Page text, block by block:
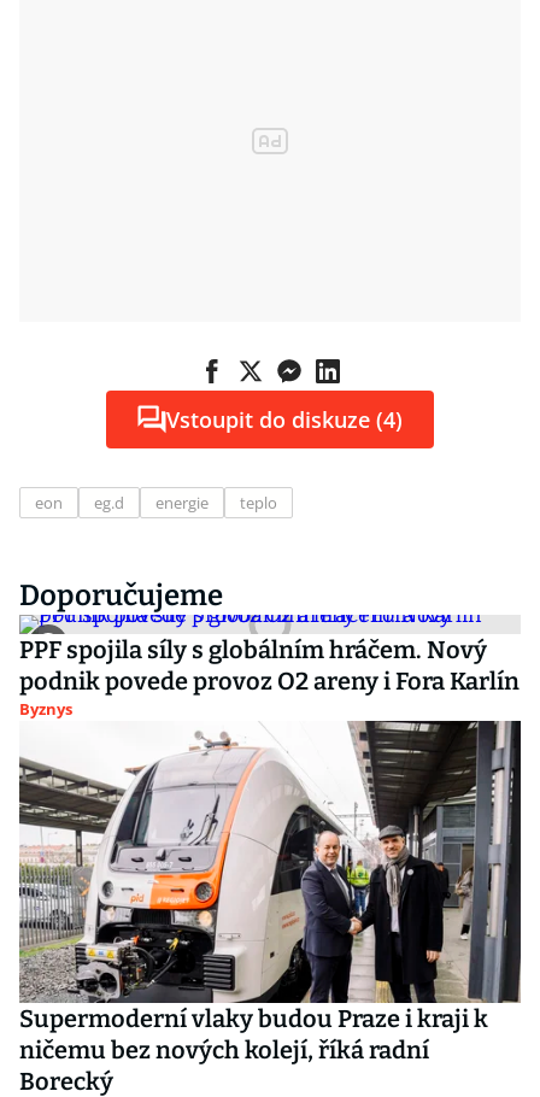
Vstoupit do diskuze (4)
eon eg.d energie teplo
Doporučujeme
PPF spojila síly s globálním hráčem. Nový
podnik povede provoz O2 areny i Fora Karlín
Byznys
Supermoderní vlaky budou Praze i kraji k
ničemu bez nových kolejí, říká radní
Borecký